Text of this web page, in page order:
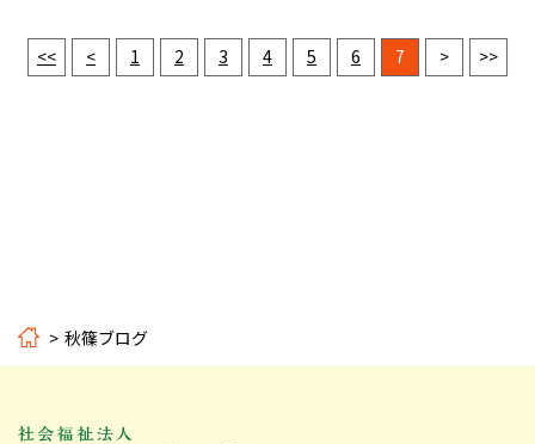
<< < 1 2 3 4 5 6 7 > >>
秋篠ブログ